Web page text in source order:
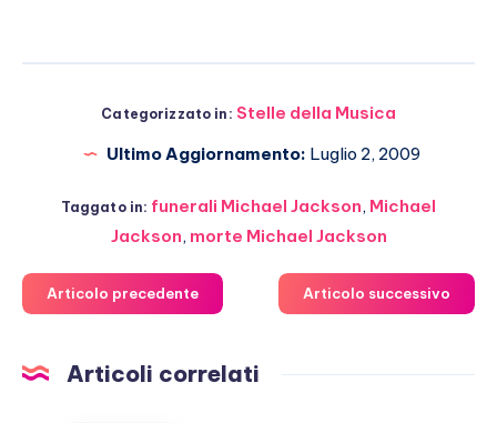
Categorizzato in: Stelle della Musica
Ultimo Aggiornamento: Luglio 2, 2009
Taggato in: funerali Michael Jackson, Michael
Jackson, morte Michael Jackson
Articolo precedente Articolo successivo
Articoli correlati